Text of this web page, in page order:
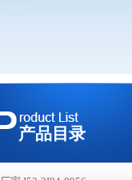
产品目录